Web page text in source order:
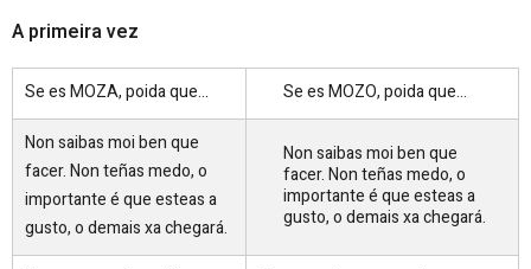
A primeira vez
Se es MOZA, poida que... Se es MOZO, poida que...
Non saibas moi ben que
facer. Non teñas medo, o
importante é que esteas a
gusto, o demais xa chegará.
Non saibas moi ben que
facer. Non teñas medo, o
importante é que esteas a
gusto, o demais xa chegará.